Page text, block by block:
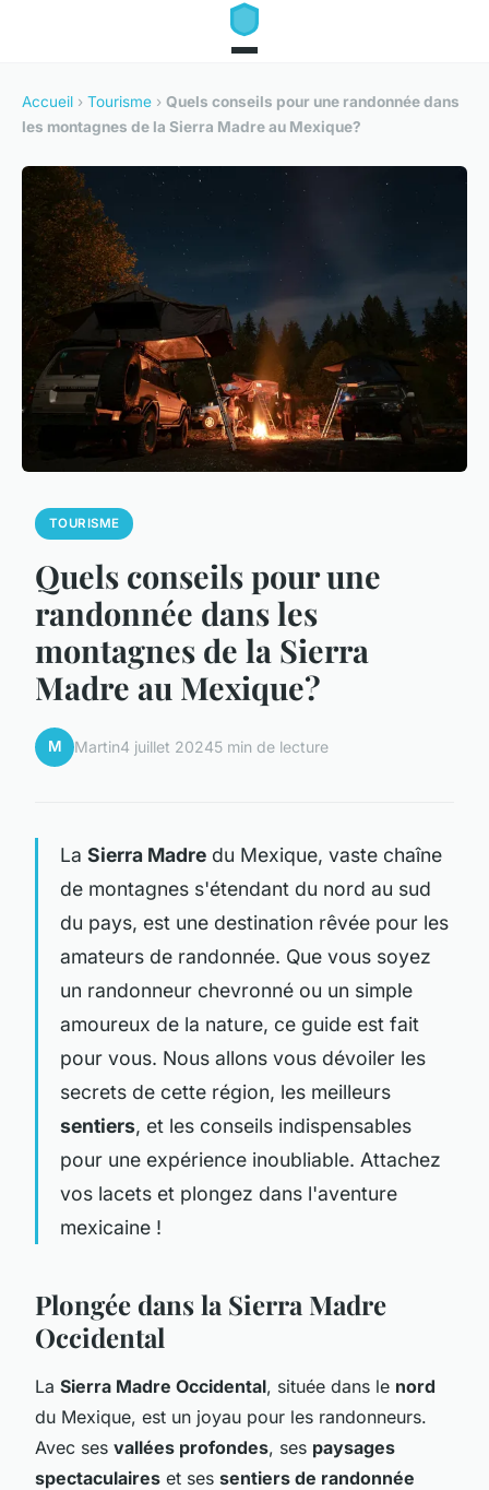
Accueil › Tourisme › Quels conseils pour une randonnée dans
les montagnes de la Sierra Madre au Mexique?
TOURISME
Quels conseils pour une
randonnée dans les
montagnes de la Sierra
Madre au Mexique?
M Martin4 juillet 20245 min de lecture
La Sierra Madre du Mexique, vaste chaîne
de montagnes s'étendant du nord au sud
du pays, est une destination rêvée pour les
amateurs de randonnée. Que vous soyez
un randonneur chevronné ou un simple
amoureux de la nature, ce guide est fait
pour vous. Nous allons vous dévoiler les
secrets de cette région, les meilleurs
sentiers, et les conseils indispensables
pour une expérience inoubliable. Attachez
vos lacets et plongez dans l'aventure
mexicaine !
Plongée dans la Sierra Madre
Occidental
La Sierra Madre Occidental, située dans le nord
du Mexique, est un joyau pour les randonneurs.
Avec ses vallées profondes, ses paysages
spectaculaires et ses sentiers de randonnée